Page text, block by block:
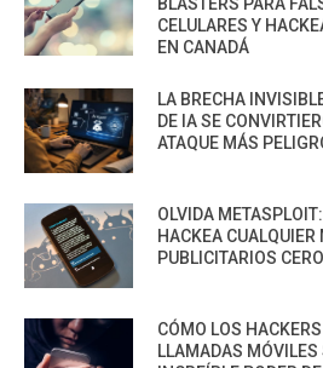
CELULARES Y
EN CANADÁ
LA BRECHA
DE IA SE
ATAQUE MÁS
OLVIDA
HACKEA CUALQUIER
PUBLICITARIOS
CÓMO LOS
LLAMADAS MÓVILES